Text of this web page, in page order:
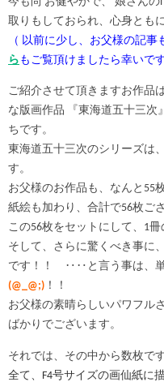
取りもしておられ、心身とも
（ 以前に少し、お父様の記事
ら もご覧頂けましたら幸いで
ご紹介させて頂きますお作品
な版画作品 『東海道五十三次
ちです。
東海道五十三次のシリーズは
す。
お父様のお作品も、なんと55
紙絵も加わり、合計で56枚ご
この56枚をセットにして、1
そして、さらに驚くべき事に
です！！ ‥‥と言う事は、単
(@_@;) ！！
お父様の素晴らしいパワフル
ばかりでございます。
それでは、その中から数枚で
全て、F4号サイズの画仙紙に